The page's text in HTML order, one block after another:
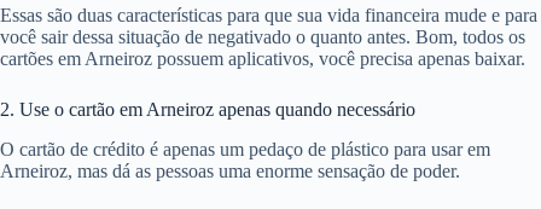
Essas são duas características para que sua vida financeira mude e para
você sair dessa situação de negativado o quanto antes. Bom, todos os
cartões em Arneiroz possuem aplicativos, você precisa apenas baixar.
2. Use o cartão em Arneiroz apenas quando necessário
O cartão de crédito é apenas um pedaço de plástico para usar em
Arneiroz, mas dá as pessoas uma enorme sensação de poder.